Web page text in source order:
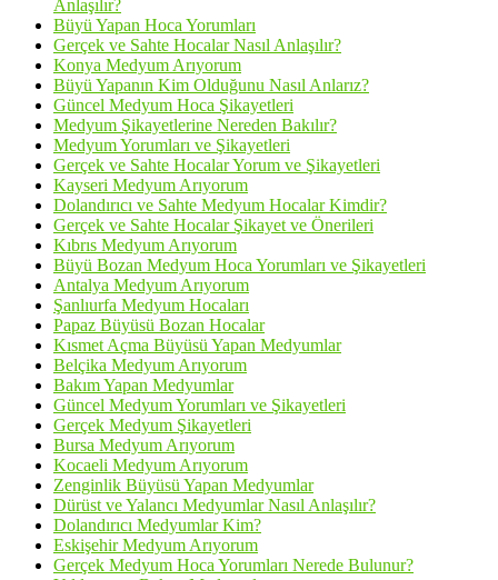
Anlaşılır?
Büyü Yapan Hoca Yorumları
Gerçek ve Sahte Hocalar Nasıl Anlaşılır?
Konya Medyum Arıyorum
Büyü Yapanın Kim Olduğunu Nasıl Anlarız?
Güncel Medyum Hoca Şikayetleri
Medyum Şikayetlerine Nereden Bakılır?
Medyum Yorumları ve Şikayetleri
Gerçek ve Sahte Hocalar Yorum ve Şikayetleri
Kayseri Medyum Arıyorum
Dolandırıcı ve Sahte Medyum Hocalar Kimdir?
Gerçek ve Sahte Hocalar Şikayet ve Önerileri
Kıbrıs Medyum Arıyorum
Büyü Bozan Medyum Hoca Yorumları ve Şikayetleri
Antalya Medyum Arıyorum
Şanlıurfa Medyum Hocaları
Papaz Büyüsü Bozan Hocalar
Kısmet Açma Büyüsü Yapan Medyumlar
Belçika Medyum Arıyorum
Bakım Yapan Medyumlar
Güncel Medyum Yorumları ve Şikayetleri
Gerçek Medyum Şikayetleri
Bursa Medyum Arıyorum
Kocaeli Medyum Arıyorum
Zenginlik Büyüsü Yapan Medyumlar
Dürüst ve Yalancı Medyumlar Nasıl Anlaşılır?
Dolandırıcı Medyumlar Kim?
Eskişehir Medyum Arıyorum
Gerçek Medyum Hoca Yorumları Nerede Bulunur?